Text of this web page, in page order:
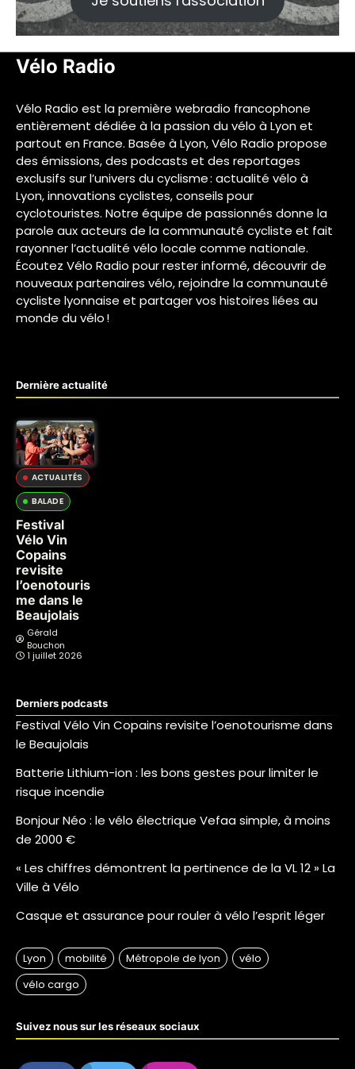
Vélo Radio
Vélo Radio est la première webradio francophone
entièrement dédiée à la passion du vélo à Lyon et
partout en France. Basée à Lyon, Vélo Radio propose
des émissions, des podcasts et des reportages
exclusifs sur l’univers du cyclisme : actualité vélo à
Lyon, innovations cyclistes, conseils pour
cyclotouristes. Notre équipe de passionnés donne la
parole aux acteurs de la communauté cycliste et fait
rayonner l’actualité vélo locale comme nationale.
Écoutez Vélo Radio pour rester informé, découvrir de
nouveaux partenaires vélo, rejoindre la communauté
cycliste lyonnaise et partager vos histoires liées au
monde du vélo !
Dernière actualité
ACTUALITÉS
BALADE
Festival
Vélo Vin
Copains
revisite
l’oenotouris
me dans le
Beaujolais
Gérald
Bouchon
1 juillet 2026
Derniers podcasts
Festival Vélo Vin Copains revisite l’oenotourisme dans
le Beaujolais
Batterie Lithium-ion : les bons gestes pour limiter le
risque incendie
Bonjour Néo : le vélo électrique Vefaa simple, à moins
de 2000 €
« Les chiffres démontrent la pertinence de la VL 12 » La
Ville à Vélo
Casque et assurance pour rouler à vélo l’esprit léger
Suivez nous sur les réseaux sociaux